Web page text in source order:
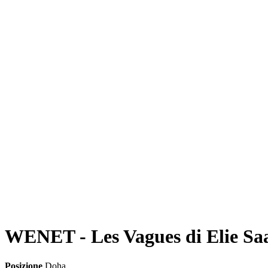
WENET - Les Vagues di Elie
Posizione Doha